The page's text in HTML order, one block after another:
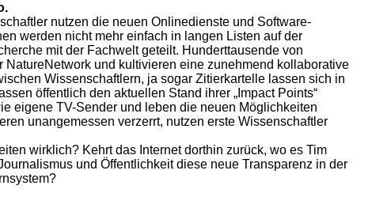
nutzen die neuen Onlinedienste und Software-
werden nicht mehr einfach in langen Listen auf der
mit der Fachwelt geteilt. Hunderttausende von
und kultivieren eine zunehmend kollaborative
Wissenschaftlern, ja sogar Zitierkartelle lassen sich in
öffentlich den aktuellen Stand ihrer „Impact Points“
eigene TV-Sender und leben die neuen Möglichkeiten
unangemessen verzerrt, nutzen erste Wissenschaftler
wirklich? Kehrt das Internet dorthin zurück, wo es Tim
und Öffentlichkeit diese neue Transparenz in der